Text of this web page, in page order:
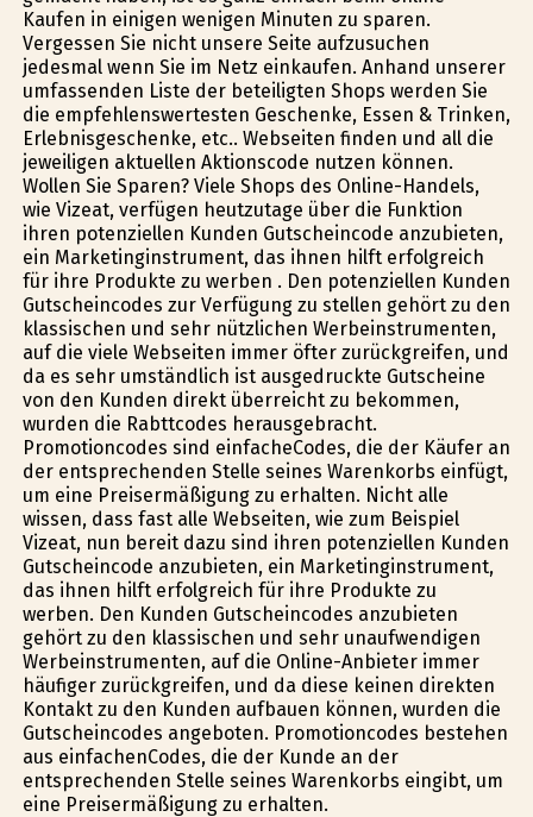
Kaufen in einigen wenigen Minuten zu sparen.
Vergessen Sie nicht unsere Seite aufzusuchen
jedesmal wenn Sie im Netz einkaufen. Anhand unserer
umfassenden Liste der beteiligten Shops werden Sie
die empfehlenswertesten Geschenke, Essen & Trinken,
Erlebnisgeschenke, etc.. Webseiten finden und all die
jeweiligen aktuellen Aktionscode nutzen können.
Wollen Sie Sparen? Viele Shops des Online-Handels,
wie Vizeat, verfügen heutzutage über die Funktion
ihren potenziellen Kunden Gutscheincode anzubieten,
ein Marketinginstrument, das ihnen hilft erfolgreich
für ihre Produkte zu werben . Den potenziellen Kunden
Gutscheincodes zur Verfügung zu stellen gehört zu den
klassischen und sehr nützlichen Werbeinstrumenten,
auf die viele Webseiten immer öfter zurückgreifen, und
da es sehr umständlich ist ausgedruckte Gutscheine
von den Kunden direkt überreicht zu bekommen,
wurden die Rabttcodes herausgebracht.
Promotioncodes sind einfacheCodes, die der Käufer an
der entsprechenden Stelle seines Warenkorbs einfügt,
um eine Preisermäßigung zu erhalten. Nicht alle
wissen, dass fast alle Webseiten, wie zum Beispiel
Vizeat, nun bereit dazu sind ihren potenziellen Kunden
Gutscheincode anzubieten, ein Marketinginstrument,
das ihnen hilft erfolgreich für ihre Produkte zu
werben. Den Kunden Gutscheincodes anzubieten
gehört zu den klassischen und sehr unaufwendigen
Werbeinstrumenten, auf die Online-Anbieter immer
häufiger zurückgreifen, und da diese keinen direkten
Kontakt zu den Kunden aufbauen können, wurden die
Gutscheincodes angeboten. Promotioncodes bestehen
aus einfachenCodes, die der Kunde an der
entsprechenden Stelle seines Warenkorbs eingibt, um
eine Preisermäßigung zu erhalten.